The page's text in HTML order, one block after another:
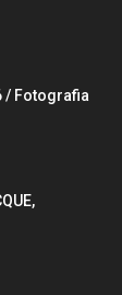
/ Fotografia